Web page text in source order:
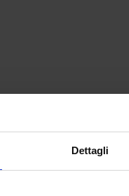
Dettagli